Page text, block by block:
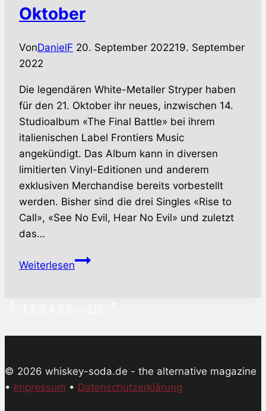
Oktober
VonDanielF 20. September 202219. September
2022
Die legendären White-Metaller Stryper haben
für den 21. Oktober ihr neues, inzwischen 14.
Studioalbum «The Final Battle» bei ihrem
italienischen Label Frontiers Music
angekündigt. Das Album kann in diversen
limitierten Vinyl-Editionen und anderem
exklusiven Merchandise bereits vorbestellt
werden. Bisher sind die drei Singles «Rise to
Call», «See No Evil, Hear No Evil» und zuletzt
das…
WeiterlesenSTRYPER
neuem
Ende
Oktober
© 2026 whiskey-soda.de - the alternative magazine
• Impressum • Datenschutzerklärung